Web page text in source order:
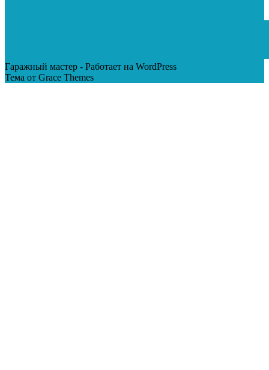
Гаражный мастер - Работает на WordPress
Тема от Grace Themes